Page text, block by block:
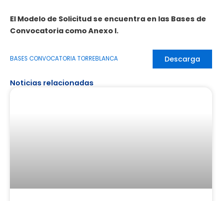
El Modelo de Solicitud se encuentra en las Bases de
Convocatoria como Anexo I.
BASES CONVOCATORIA TORREBLANCA Descarga
Noticias relacionadas